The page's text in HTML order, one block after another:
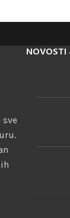
NOVOSTI